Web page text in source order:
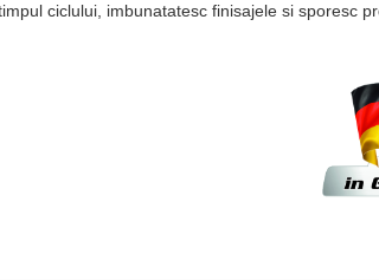
ciclului, imbunatatesc finisajele si sporesc